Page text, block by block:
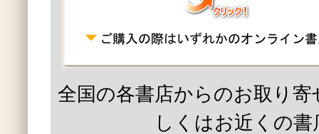
全国の各書店からのお取り
しくはお近くの書